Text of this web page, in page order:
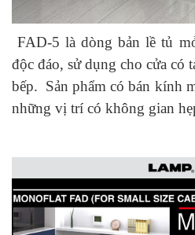
FAD-5 là dòng bản lề tủ
độc đáo, sử dụng cho cửa có
bếp. Sản phẩm có bán kính
những vị trí có không gian